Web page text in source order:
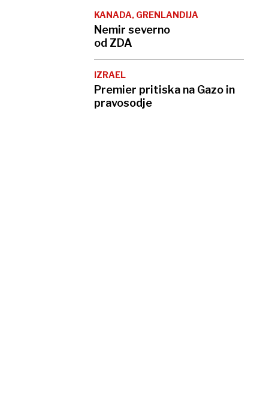
KANADA, GRENLANDIJA
Nemir severno
od ZDA
IZRAEL
Premier pritiska na Gazo in
pravosodje